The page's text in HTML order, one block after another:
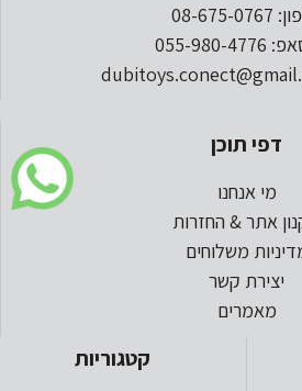
0767
4776
דפי תוכן
מי אנחנו
אתר & החזרות
משלוחים
יצירת קשר
מאמרים
קטגוריות